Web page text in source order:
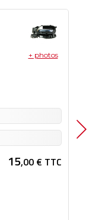
+ photos
15,00 € TTC